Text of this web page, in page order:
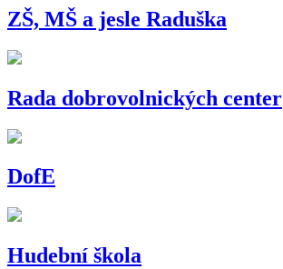
ZŠ, MŠ a jesle Raduška
Rada dobrovolnických center
DofE
Hudební škola